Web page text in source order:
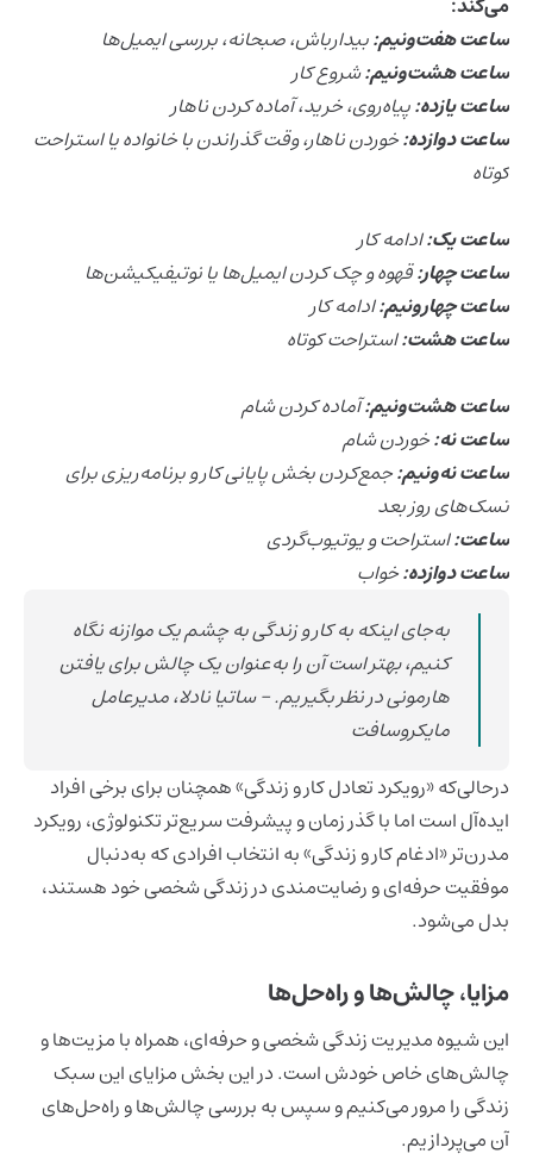
ساعت هفت‌ونیم:بیدارباش، صبحانه، بررسی ایمیل‌ها
ساعت هشت‌ونیم:شروع کار
ساعت یازده:پیاه‌روی، خرید، آماده کردن ناهار
ساعت دوازده:خوردن ناهار، وقت گذراندن با خانواده یا استراحت
کوتاه
ساعت یک:ادامه کار
ساعت چهار:قهوه و چک کردن ایمیل‌ها یا نوتیفیکیشن‌ها
ساعت چهارونیم:ادامه کار
ساعت هشت:استراحت کوتاه
ساعت هشت‌ونیم:آماده کردن شام
ساعت نه:خوردن شام
ساعت‌ نه‌ونیم:جمع‌کردن بخش‌ پایانی کار و برنامه‌ریزی برای
تسک‌های روز بعد
ساعت:استراحت و یوتیوب‌گردی
ساعت دوازده:خواب
به‌جای اینکه به کار و زندگی به چشم یک موازنه نگاه
کنیم، بهتر است آن را به‌عنوان یک چالش برای یافتن
هارمونی در نظر بگیریم.- ساتیا نادلا، مدیرعامل
مایکروسافت
در‌حالی‌که «رویکرد تعادل کار و زندگی» همچنان برای برخی افراد
ایده‌آل است اما با گذر زمان و پیشرفت سریع‌تر تکنولوژی، رویکرد
مدرن‌تر «ادغام کار و زندگی» به انتخاب افرادی که به‌دنبال
موفقیت حرفه‌ای و رضایت‌مندی در زندگی شخصی خود هستند،
بدل می‌شود.
مزایا، چالش‌ها و راه‌حل‌ها
این شیوه مدیریت زندگی شخصی و حرفه‌ای، همراه با مزیت‌ها و
چالش‌های خاص خودش است. در این بخش مزایای این سبک
زندگی را مرور می‌کنیم و سپس به بررسی چالش‌ها و راه‌حل‌های
آن می‌پردازیم.